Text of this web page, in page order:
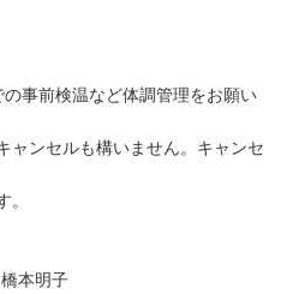
事前検温など体調管理をお願い
ンセルも構いません。キャンセ
本明子